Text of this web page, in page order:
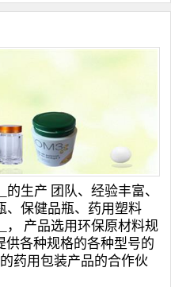
生产 团队、经验丰富、
、 保健品瓶、 药用塑料
， 产品选用环保原材料规
供各种规格的各种型号的
药用包装产品的合作伙